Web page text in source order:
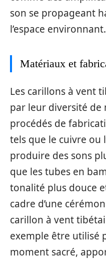
son se propageant
l’espace environnant.
Matériaux et
Les carillons à vent
par leur diversité de
procédés de
tels que le cuivre ou
produire des sons
que les tubes en
tonalité plus douce
cadre d’une
carillon à vent
exemple être utilisé
moment sacré,